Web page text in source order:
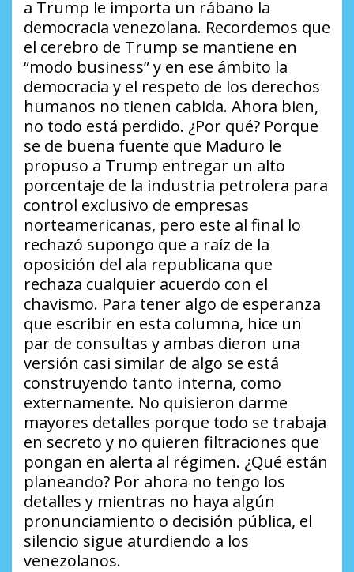
a Trump le importa un rábano la
democracia venezolana. Recordemos que
el cerebro de Trump se mantiene en
“modo business” y en ese ámbito la
democracia y el respeto de los derechos
humanos no tienen cabida. Ahora bien,
no todo está perdido. ¿Por qué? Porque
se de buena fuente que Maduro le
propuso a Trump entregar un alto
porcentaje de la industria petrolera para
control exclusivo de empresas
norteamericanas, pero este al final lo
rechazó supongo que a raíz de la
oposición del ala republicana que
rechaza cualquier acuerdo con el
chavismo. Para tener algo de esperanza
que escribir en esta columna, hice un
par de consultas y ambas dieron una
versión casi similar de algo se está
construyendo tanto interna, como
externamente. No quisieron darme
mayores detalles porque todo se trabaja
en secreto y no quieren filtraciones que
pongan en alerta al régimen. ¿Qué están
planeando? Por ahora no tengo los
detalles y mientras no haya algún
pronunciamiento o decisión pública, el
silencio sigue aturdiendo a los
venezolanos.